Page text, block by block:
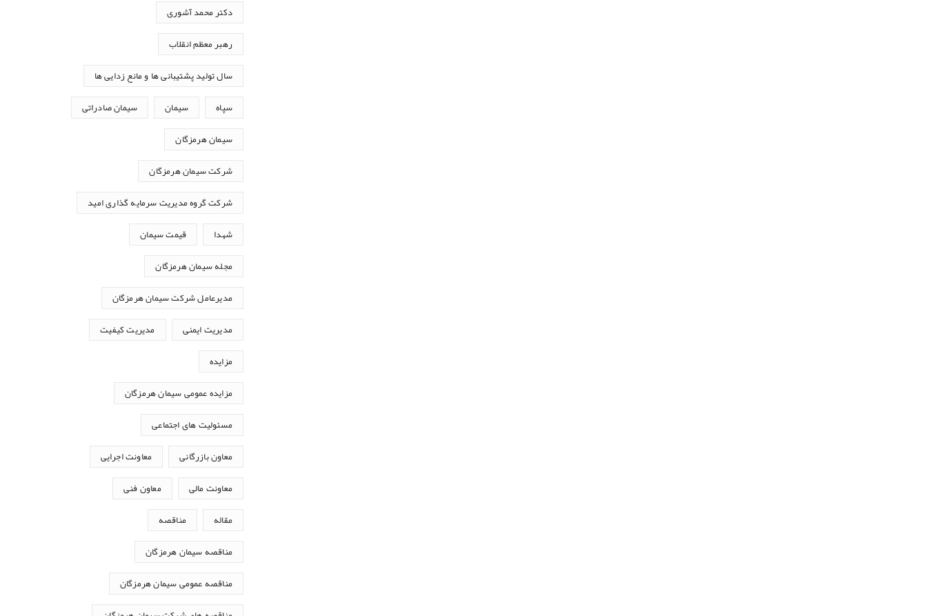
دکتر محمد آشوری
رهبر معظم انقلاب
سال تولید پشتیبانی ها و مانع زدایی ها
سپاه سیمان سیمان صادراتی
سیمان هرمزگان
شرکت سیمان هرمزگان
شرکت گروه مدیریت سرمایه گذاری امید
شهدا قیمت سیمان
مجله سیمان هرمزگان
مدیرعامل شرکت سیمان هرمزگان
مدیریت ایمنی مدیریت کیفیت
مزایده
مزایده عمومی سیمان هرمزگان
مسئولیت های اجتماعی
معاون بازرگانی معاونت اجرایی
معاونت مالی معاون فنی
مقاله مناقصه
مناقصه سیمان هرمزگان
مناقصه عمومی سیمان هرمزگان